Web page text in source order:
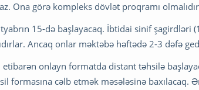
Ona görə kompleks dövlət proqramı
15-də başlayacaq. İbtidai sinif şagirdləri
Ancaq onlar məktəbə həftədə 2-3 dəfə
onlayn formatda distant təhsilə
formasına cəlb etmək məsələsinə baxılacaq.